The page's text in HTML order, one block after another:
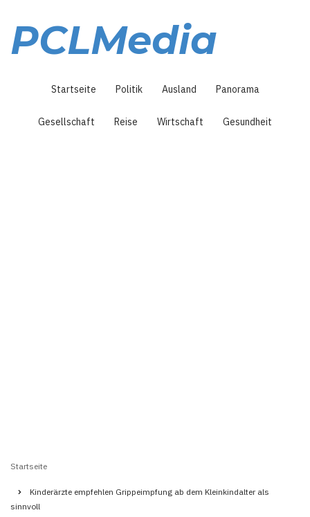
Inhalt
PCLMedia
Startseite Politik Ausland Panorama
Gesellschaft Reise Wirtschaft Gesundheit
Startseite
Kinderärzte empfehlen Grippeimpfung ab dem Kleinkindalter als
sinnvoll